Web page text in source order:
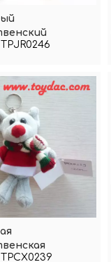
олень
TPJR0246
мышь с кольцом
TPCX0239